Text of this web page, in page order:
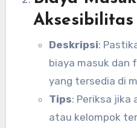
Aksesibilitas
Deskripsi:
biaya masuk dan
yang tersedia di
Tips: Periksa jika
atau kelompok